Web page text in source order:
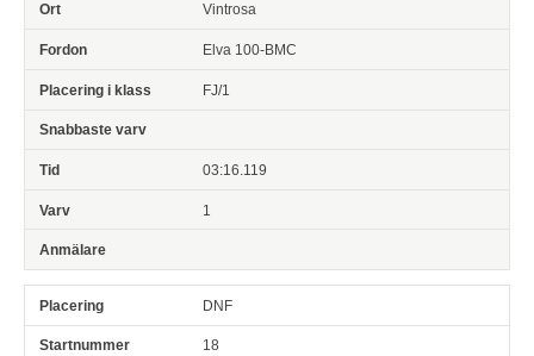
Vintrosa
Elva 100-BMC
FJ/1
03:16.119
1
DNF
18